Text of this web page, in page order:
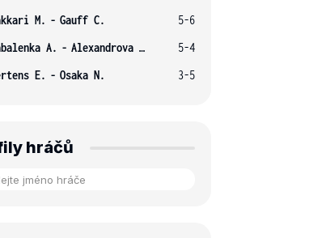
M. - Gauff C.
5-6
A. - Alexandrova E.
5-4
E. - Osaka N. 3-5
hráčů